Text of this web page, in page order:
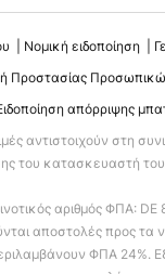
Νομική ειδοποίηση
Προστασίας
απόρριψης
αντιστοιχούν στη
του κατασκευαστή του
αριθμός ΦΠΑ: DE
αποστολές προς τα
ΦΠΑ 24%.